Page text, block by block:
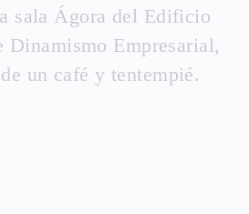
sala Ágora del Edificio
Dinamismo Empresarial,
un café y tentempié.